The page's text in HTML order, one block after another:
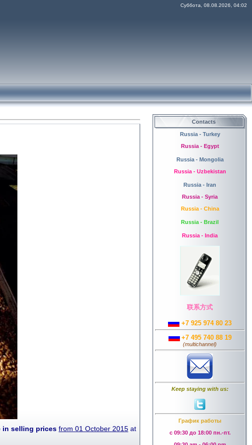
Суббота, 08.08.2026, 04:02
in selling prices from 01 October 2015 at
Contacts
Russia - Turkey
Russia - Egypt
Russia - Mongolia
Russia - Uzbekistan
Russia - Iran
Russia - Syria
Russia - China
Russia - Brazil
Russia - India
联系方式
+7 925 974 80 23
+7 495 740 88 19
(multichannel)
Keep staying with us:
График работы
с 09:30 до 18:00 пн.-пт.